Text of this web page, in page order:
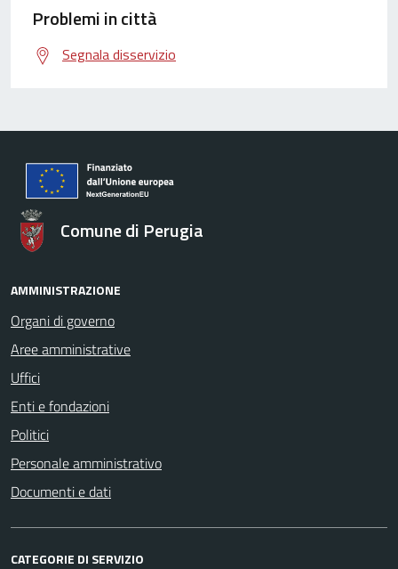
Problemi in città
Segnala disservizio
Comune di Perugia
AMMINISTRAZIONE
Organi di governo
Aree amministrative
Uffici
Enti e fondazioni
Politici
Personale amministrativo
Documenti e dati
CATEGORIE DI SERVIZIO